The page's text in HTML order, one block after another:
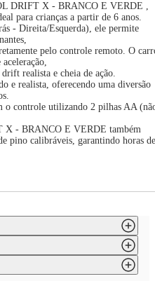
DRIFT X - BRANCO E VERDE ,
para crianças a partir de 6 anos.
- Direita/Esquerda), ele permite
pelo controle remoto. O
realista e cheia de ação.
e realista, oferecendo uma diversão
controle utilizando 2 pilhas AA
X - BRANCO E VERDE também
pino calibráveis, garantindo horas de